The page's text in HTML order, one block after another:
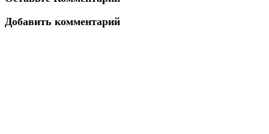
Добавить комментарий